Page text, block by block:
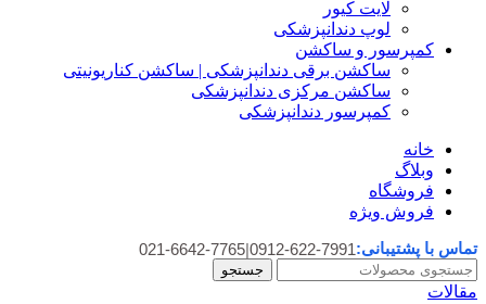
لایت کیور
لوپ دندانپزشکی
کمپرسور و ساکشن
ساکشن برقی دندانپزشکی | ساکشن کناریونیتی
ساکشن مرکزی دندانپزشکی
کمپرسور دندانپزشکی
خانه
وبلاگ
فروشگاه
فروش ویژه
تماس با پشتیبانی:0912-622-7991
|
021-6642-7765
جستجو
مقالات